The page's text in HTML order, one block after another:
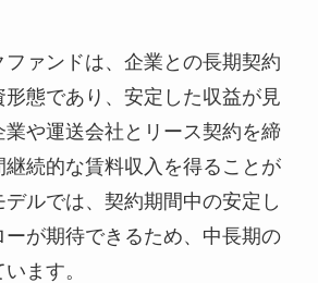
ファンドは、企業との長期契約
形態であり、安定した収益が見
や運送会社とリース契約を締
続的な賃料収入を得ることが
ルでは、契約期間中の安定し
ーが期待できるため、中長期の
ます。